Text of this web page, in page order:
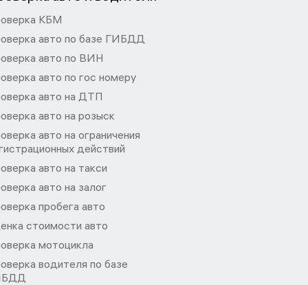
КБМ
авто по базе ГИБДД
авто по ВИН
авто по гос номеру
авто на ДТП
авто на розыск
авто на ограничения
действий
авто на такси
авто на залог
пробега авто
стоимости авто
мотоцикла
водителя по базе